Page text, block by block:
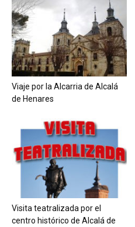
Viaje por la Alcarria de Alcalá
de Henares
Visita teatralizada por el
centro histórico de Alcalá de